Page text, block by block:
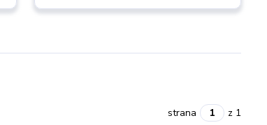
strana z 1